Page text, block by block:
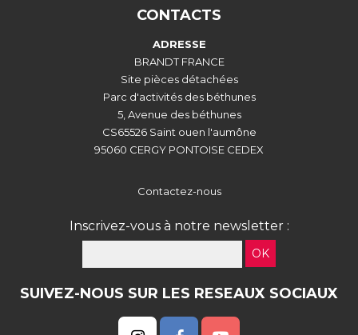
CONTACTS
ADRESSE
BRANDT FRANCE
Site pièces détachées
Parc d'activités des béthunes
5, Avenue des béthunes
CS65526 Saint ouen l'aumône
95060 CERGY PONTOISE CEDEX
Contactez-nous
Inscrivez-vous à notre newsletter :
OK
SUIVEZ-NOUS SUR LES RESEAUX SOCIAUX